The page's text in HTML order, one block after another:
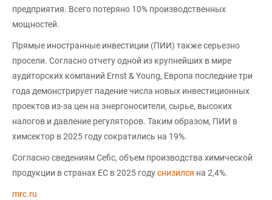
предприятия. Всего потеряно 10% производственных
мощностей.
Прямые иностранные инвестиции (ПИИ) также серьезно
просели. Согласно отчету одной из крупнейших в мире
аудиторских компаний Ernst & Young, Европа последние три
года демонстрирует падение числа новых инвестиционных
проектов из-за цен на энергоносители, сырье, высоких
налогов и давление регуляторов. Таким образом, ПИИ в
химсектор в 2025 году сократились на 19%.
Согласно сведениям Cefic, объем производства химической
продукции в странах ЕС в 2025 годуснизился на 2,4%.
mrc.ru